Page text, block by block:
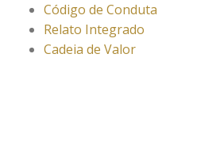
Código de Conduta
Relato Integrado
Cadeia de Valor